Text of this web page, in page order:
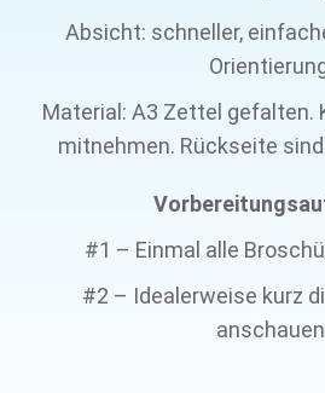
Absicht: schneller,
Material: A3 Zettel gefalten.
mitnehmen. Rückseite
#1 – Einmal alle
#2 – Idealerweise kurz
anschauen